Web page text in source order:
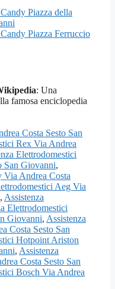
Piazza della
Piazza Ferruccio
: Una
famosa enciclopedia
Costa Sesto San
Rex Via Andrea
Elettrodomestici
San Giovanni,
Via Andrea Costa
Aeg Via
, Assistenza
Elettrodomestici
Giovanni, Assistenza
Costa Sesto San
Hotpoint Ariston
, Assistenza
Costa Sesto San
Bosch Via Andrea